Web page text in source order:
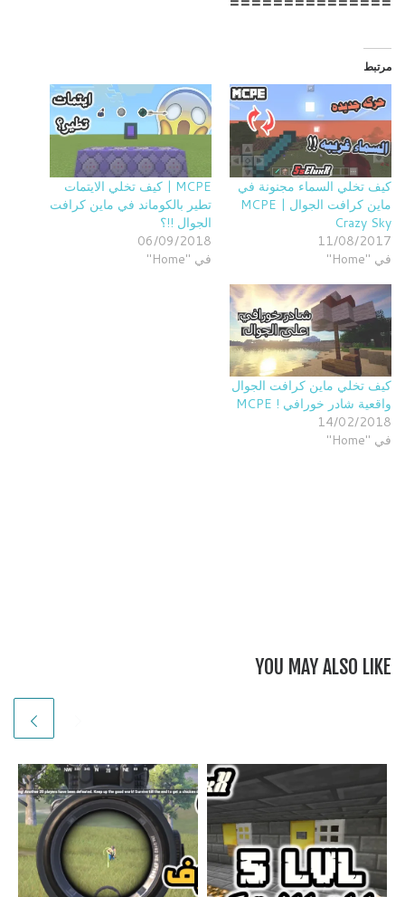
مرتبط
كيف تخلي السماء مجنونة في
ماين كرافت الجوال | MCPE
Crazy Sky
11/08/2017
في "Home"
MCPE | كيف تخلي الايتمات
تطير بالكوماند في ماين كرافت
الجوال !!؟
06/09/2018
في "Home"
كيف تخلي ماين كرافت الجوال
واقعية شادر خورافي ! MCPE
14/02/2018
في "Home"
YOU MAY ALSO LIKE